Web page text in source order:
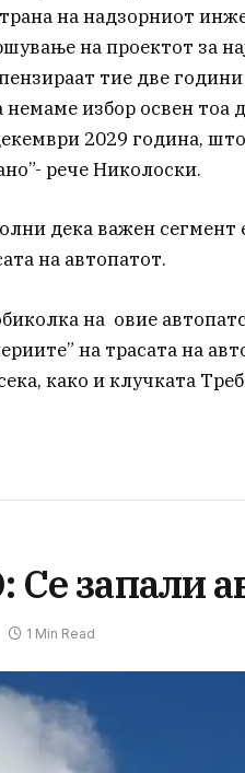
на надзорниот
на проектот за
тие две
немаме избор освен тоа
2029 година,
рече Николоски.
дека важен сегмент
на автопатот.
на овие
на трасата на
како и клучката
запали
1 Min Read